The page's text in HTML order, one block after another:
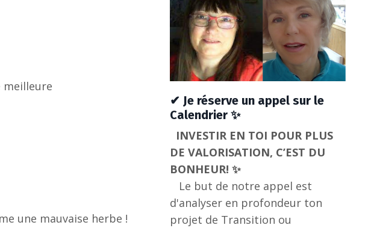
meilleure
une mauvaise herbe !
✔ Je réserve un appel sur le
Calendrier ✨
INVESTIR EN TOI POUR PLUS
DE VALORISATION, C’EST DU
BONHEUR! ✨
Le but de notre appel est
d'analyser en profondeur ton
projet de Transition ou